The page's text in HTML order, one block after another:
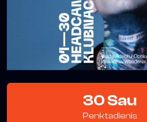
30 Sau
Penktadienis